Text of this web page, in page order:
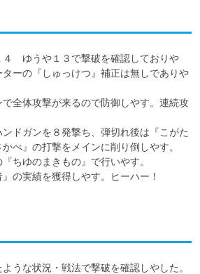
　ゆうや１３で撃破を確認しておりや
ーの『しゅっけつ』補正は無しでありや
全体攻撃が来るので防御しやす。連続攻
ンドガンを８発撃ち、弾切れ後は『こがた
べ』の打撃をメインに削り倒しやす。
ちゆのまきもの』で行いやす。
の実績を獲得しやす。ヒーハー！
うな状況・戦法で撃破を確認しやした。